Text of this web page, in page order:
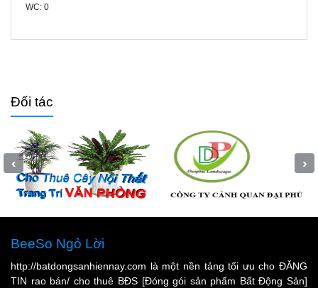
BeeSo Ngỏ Lời
http://batdongsanhiennay.com là một nền tảng tối ưu cho ĐĂNG
TIN rao bán/ cho thuê BĐS [Đóng gói sản phẩm Bất Động Sản]
WC: 0
Đối tác
‹ ›